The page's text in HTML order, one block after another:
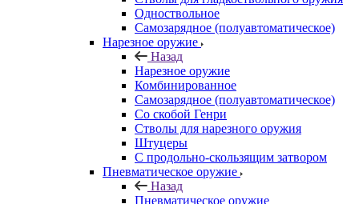
Одноствольное
Самозарядное (полуавтоматическое)
Нарезное оружие
Назад
Нарезное оружие
Комбинированное
Самозарядное (полуавтоматическое)
Со скобой Генри
Стволы для нарезного оружия
Штуцеры
С продольно-скользящим затвором
Пневматическое оружие
Назад
Пневматическое оружие